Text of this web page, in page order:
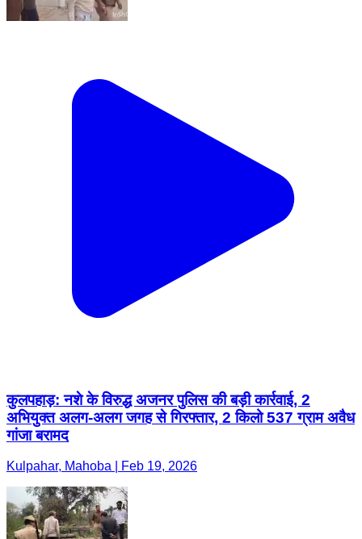
कुलपहाड़: नशे के विरुद्ध अजनर पुलिस की बड़ी कार्रवाई, 2
अभियुक्त अलग-अलग जगह से गिरफ्तार, 2 किलो 537 ग्राम अवैध
गांजा बरामद
Kulpahar, Mahoba | Feb 19, 2026